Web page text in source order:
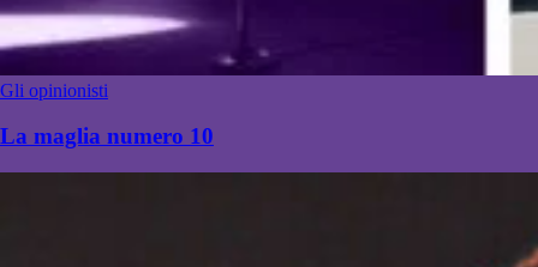
Gli opinionisti
La maglia numero 10